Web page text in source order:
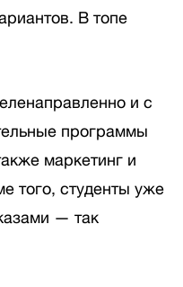
В топе
и с
программы
маркетинг и
того, студенты уже
— так